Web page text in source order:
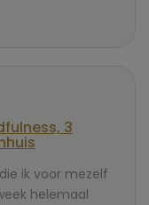
3
ik voor mezelf
helemaal